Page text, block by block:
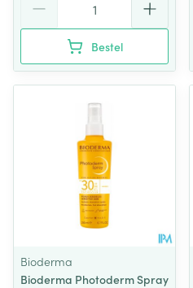
Bestel
Bioderma
Bioderma Photoderm Spray